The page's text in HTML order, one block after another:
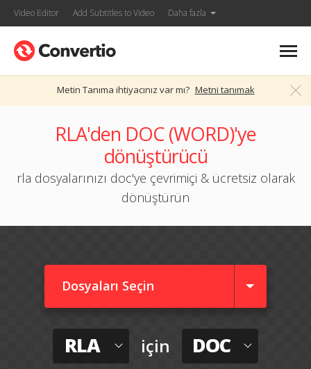
Video Editor Add Subtitles to Video Daha fazla
Metin Tanıma ihtiyacınız var mı? Metni tanımak
RLA'den DOC (WORD)'ye
dönüştürücü
rla dosyalarınızı doc'ye çevrimiçi & ücretsiz olarak
dönüştürün
Dosyaları Seçin
RLA için DOC